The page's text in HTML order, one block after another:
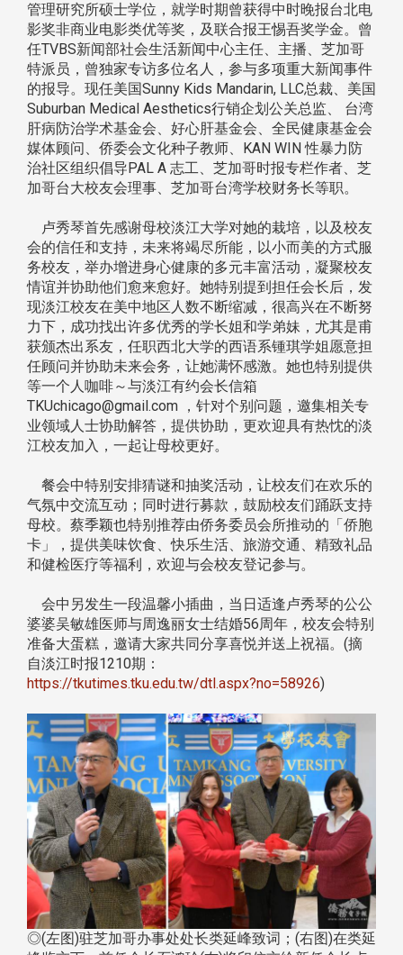
管理研究所硕士学位，就学时期曾获得中时晚报台北电
影奖非商业电影类优等奖，及联合报王惕吾奖学金。曾
任TVBS新闻部社会生活新闻中心主任、主播、芝加哥
特派员，曾独家专访多位名人，参与多项重大新闻事件
的报导。现任美国Sunny Kids Mandarin, LLC总裁、美国
Suburban Medical Aesthetics行销企划公关总监、 台湾
肝病防治学术基金会、好心肝基金会、全民健康基金会
媒体顾问、侨委会文化种子教师、KAN WIN 性暴力防
治社区组织倡导PAL A 志工、芝加哥时报专栏作者、芝
加哥台大校友会理事、芝加哥台湾学校财务长等职。
卢秀琴首先感谢母校淡江大学对她的栽培，以及校友
会的信任和支持，未来将竭尽所能，以小而美的方式服
务校友，举办增进身心健康的多元丰富活动，凝聚校友
情谊并协助他们愈来愈好。她特别提到担任会长后，发
现淡江校友在美中地区人数不断缩减，很高兴在不断努
力下，成功找出许多优秀的学长姐和学弟妹，尤其是甫
获颁杰出系友，任职西北大学的西语系锺琪学姐愿意担
任顾问并协助未来会务，让她满怀感激。她也特别提供
等一个人咖啡～与淡江有约会长信箱
TKUchicago@gmail.com ，针对个别问题，邀集相关专
业领域人士协助解答，提供协助，更欢迎具有热忱的淡
江校友加入，一起让母校更好。
餐会中特别安排猜谜和抽奖活动，让校友们在欢乐的
气氛中交流互动；同时进行募款，鼓励校友们踊跃支持
母校。蔡季颖也特别推荐由侨务委员会所推动的「侨胞
卡」，提供美味饮食、快乐生活、旅游交通、精致礼品
和健检医疗等福利，欢迎与会校友登记参与。
会中另发生一段温馨小插曲，当日适逢卢秀琴的公公
婆婆吴敏雄医师与周逸丽女士结婚56周年，校友会特别
准备大蛋糕，邀请大家共同分享喜悦并送上祝福。(摘
自淡江时报1210期：
https://tkutimes.tku.edu.tw/dtl.aspx?no=58926)
◎(左图)驻芝加哥办事处处长类延峰致词；(右图)在类延